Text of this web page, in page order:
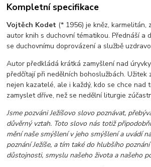
Kompletní specifikace
Vojtěch Kodet (* 1956) je kněz, karmelitán,
autor knih s duchovní tématikou. Přednáší a
se duchovnímu doprovázení a službě
Autor předkládá krátká zamyšlení nad
předčítají při nedělních bohoslužbách. Užitek
nejen kazatelé, ale i každý, kdo se chce nad
zamyslet dříve, než se nedělní liturgie
Jsme pozváni Ježíšovo slovo poznávat,
důvěrný vztah. Toto slovo nás totiž
mění naše smýšlení v jeho smýšlení a uvádí
poznání Ježíše, a tím také do hlubšího
důstojnosti, smyslu našeho života a našeho